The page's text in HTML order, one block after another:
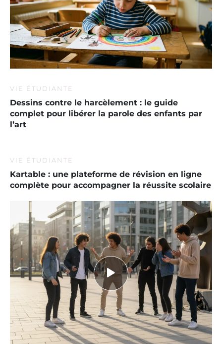
VIE ÉTUDIANTE
Dessins contre le harcèlement : le guide
complet pour libérer la parole des enfants par
l’art
VIE ÉTUDIANTE
Kartable : une plateforme de révision en ligne
complète pour accompagner la réussite scolaire